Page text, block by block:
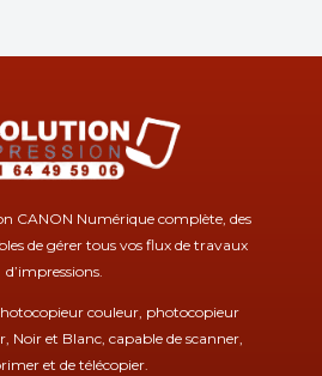
CANON Numérique complète, des
de gérer tous vos flux de travaux
d’impressions.
couleur, photocopieur
et Blanc, capable de scanner,
et de télécopier.